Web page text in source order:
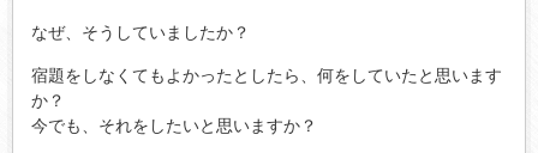
なぜ、そうしていましたか？
宿題をしなくてもよかったとしたら、何をしていたと思います
か？
今でも、それをしたいと思いますか？